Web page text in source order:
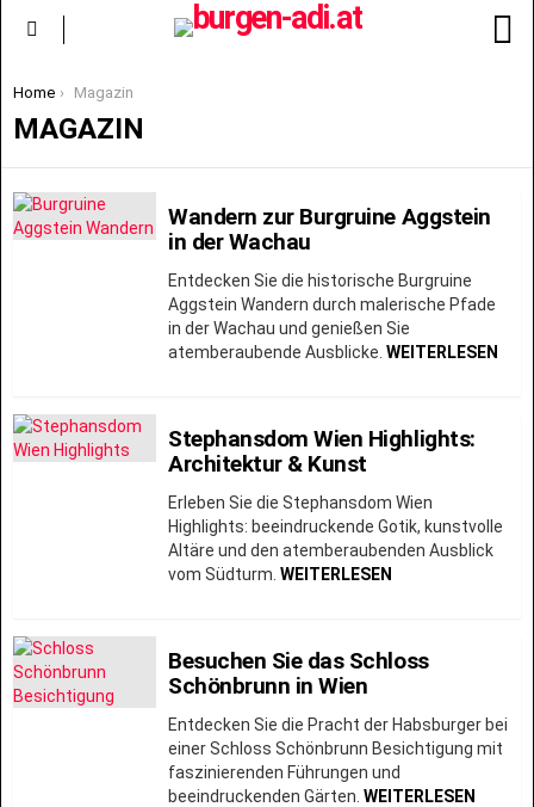
You are here:
Home Magazin
MAGAZIN
MORE
STORIES
Wandern zur Burgruine Aggstein
in der Wachau
Entdecken Sie die historische Burgruine
Aggstein Wandern durch malerische Pfade
in der Wachau und genießen Sie
atemberaubende Ausblicke. WEITERLESEN
Stephansdom Wien Highlights:
Architektur & Kunst
Erleben Sie die Stephansdom Wien
Highlights: beeindruckende Gotik, kunstvolle
Altäre und den atemberaubenden Ausblick
vom Südturm. WEITERLESEN
Besuchen Sie das Schloss
Schönbrunn in Wien
Entdecken Sie die Pracht der Habsburger bei
einer Schloss Schönbrunn Besichtigung mit
faszinierenden Führungen und
beeindruckenden Gärten. WEITERLESEN